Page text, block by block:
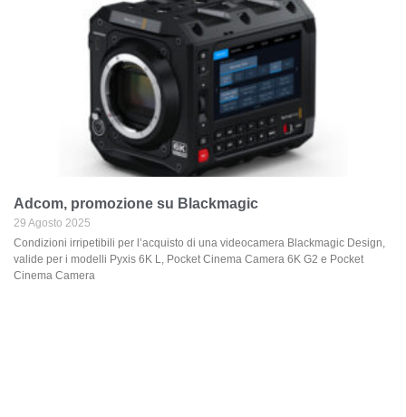
Adcom, promozione su Blackmagic
29 Agosto 2025
Condizioni irripetibili per l’acquisto di una videocamera Blackmagic Design,
valide per i modelli Pyxis 6K L, Pocket Cinema Camera 6K G2 e Pocket
Cinema Camera